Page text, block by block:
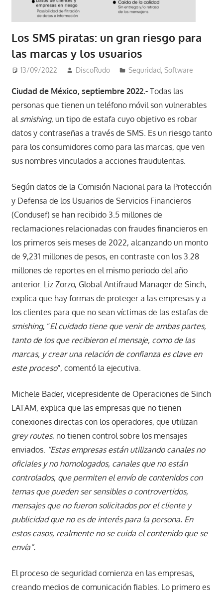
Los SMS piratas: un gran riesgo para
las marcas y los usuarios
13/09/2022 DiscoRudo Seguridad,Software
Ciudad de México, septiembre 2022.-Todas las
personas que tienen un teléfono móvil son vulnerables
al smishing, un tipo de estafa cuyo objetivo es robar
datos y contraseñas a través de SMS. Es un riesgo tanto
para los consumidores como para las marcas, que ven
sus nombres vinculados a acciones fraudulentas.
Según datos de la Comisión Nacional para la Protección
y Defensa de los Usuarios de Servicios Financieros
(Condusef) se han recibido 3.5 millones de
reclamaciones relacionadas con fraudes financieros en
los primeros seis meses de 2022, alcanzando un monto
de 9,231 millones de pesos, en contraste con los 3.28
millones de reportes en el mismo periodo del año
anterior. Liz Zorzo, Global Antifraud Manager de Sinch,
explica que hay formas de proteger a las empresas y a
los clientes para que no sean víctimas de las estafas de
smishing, “El cuidado tiene que venir de ambas partes,
tanto de los que recibieron el mensaje, como de las
marcas, y crear una relación de confianza es clave en
este proceso“, comentó la ejecutiva.
Michele Bader, vicepresidente de Operaciones de Sinch
LATAM, explica que las empresas que no tienen
conexiones directas con los operadores, que utilizan
grey routes, no tienen control sobre los mensajes
enviados. “Estas empresas están utilizando canales no
oficiales y no homologados, canales que no están
controlados, que permiten el envío de contenidos con
temas que pueden ser sensibles o controvertidos,
mensajes que no fueron solicitados por el cliente y
publicidad que no es de interés para la persona. En
estos casos, realmente no se cuida el contenido que se
envía”.
El proceso de seguridad comienza en las empresas,
creando medios de comunicación fiables. Lo primero es